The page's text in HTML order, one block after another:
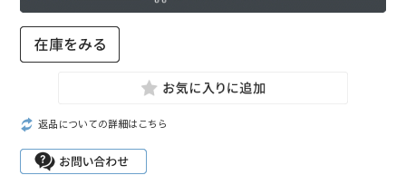
返品についての詳細はこちら